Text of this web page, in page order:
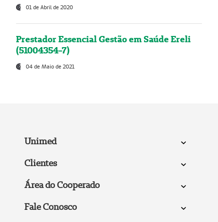
01 de Abril de 2020
Prestador Essencial Gestão em Saúde Ereli
(51004354-7)
04 de Maio de 2021
Unimed
Clientes
Área do Cooperado
Fale Conosco